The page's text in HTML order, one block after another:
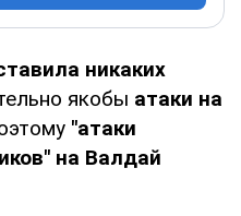
никаких
якобы атаки на
"атаки
на Валдай